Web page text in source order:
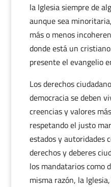
la Iglesia siempre de
aunque sea
más o menos
donde está un
presente el evangelio
Los derechos
democracia se deben
creencias y valores
respetando el justo
estados y autoridades
derechos y deberes
los mandatarios como
misma razón, la